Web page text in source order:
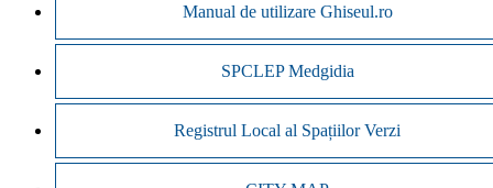
Manual de utilizare Ghiseul.ro
SPCLEP Medgidia
Registrul Local al Spațiilor Verzi